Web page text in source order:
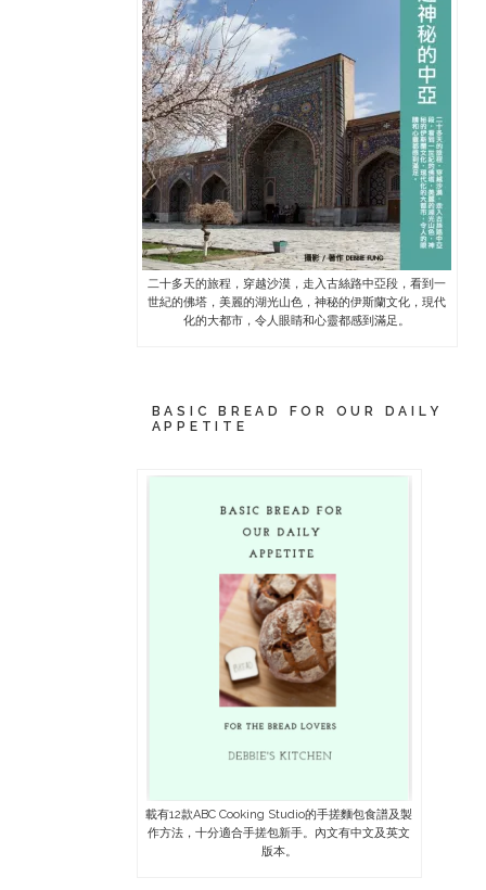
二十多天的旅程，穿越沙漠，走入古絲路中亞段，看到一
世紀的佛塔，美麗的湖光山色，神秘的伊斯蘭文化，現代
化的大都市，令人眼睛和心靈都感到滿足。
BASIC BREAD FOR OUR DAILY
APPETITE
載有12款ABC Cooking Studio的手搓麵包食譜及製
作方法，十分適合手搓包新手。內文有中文及英文
版本。